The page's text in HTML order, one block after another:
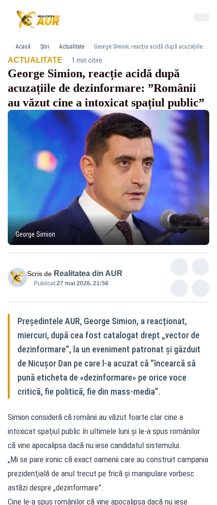
Acasă Știri Actualitate George Simion, reacție acidă după acuzațiile de dezinformare: ”Românii au văzut cine a intoxicat spațiul public”
ACTUALITATE· 1 min citire
George Simion, reacție acidă după
acuzațiile de dezinformare: ”Românii
au văzut cine a intoxicat spațiul public”
George Simion
Scris de Realitatea din AUR
Publicat:27 mai 2026, 21:56
Președintele AUR, George Simion, a reacționat,
miercuri, după cea fost catalogat drept „vector de
dezinformare”, la un eveniment patronat şi găzduit
de Nicuşor Dan pe care l-a acuzat că ”încearcă să
pună eticheta de «dezinformare» pe orice voce
critică, fie politică, fie din mass-media”.
Simion consideră că românii au văzut foarte clar cine a
intoxicat spaţiul public în ultimele luni și le-a spus românilor
că vine apocalipsa dacă nu iese candidatul sistemului.
„Mi se pare ironic că exact oamenii care au construit campania
prezidenţială de anul trecut pe frică şi manipulare vorbesc
astăzi despre „dezinformare”.
Cine le-a spus românilor că vine apocalipsa dacă nu iese